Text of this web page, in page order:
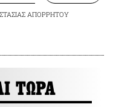
ΑΠΟΡΡΗΤΟΥ
ΤΩΡΑ